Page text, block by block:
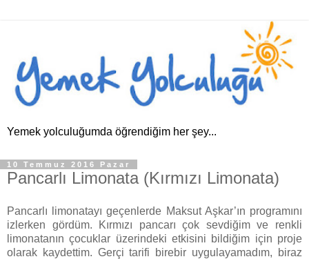
Yemek yolculuğumda öğrendiğim her şey...
10 Temmuz 2016 Pazar
Pancarlı Limonata (Kırmızı Limonata)
Pancarlı limonatayı geçenlerde Maksut Aşkar’ın programını
izlerken gördüm. Kırmızı pancarı çok sevdiğim ve renkli
limonatanın çocuklar üzerindeki etkisini bildiğim için proje
olarak kaydettim. Gerçi tarifi birebir uygulayamadım, biraz